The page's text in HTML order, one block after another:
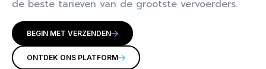
verzendb
eheer te
en.
naadloze
verzendi
ng.
en
platform
voor
atiseerde
door
verbindin
g te
maken
n die
nog niet
in dit
de beste tarieven van de grootste vervoerders.
BEGIN MET VERZENDEN
ONTDEK ONS PLATFORM